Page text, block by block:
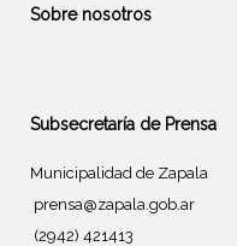
Sobre nosotros
Subsecretaría de Prensa
Municipalidad de Zapala
prensa@zapala.gob.ar
(2942) 421413